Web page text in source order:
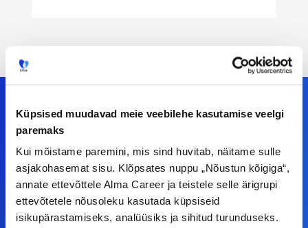
Küpsised muudavad meie veebilehe kasutamise veelgi
paremaks
Kui mõistame paremini, mis sind huvitab, näitame sulle
asjakohasemat sisu. Klõpsates nuppu „Nõustun kõigiga“,
annate ettevõttele Alma Career ja teistele selle ärigrupi
ettevõtetele nõusoleku kasutada küpsiseid
isikupärastamiseks, analüüsiks ja sihitud turunduseks.
Tööelublogi.ee lehelt leiad kõik vajaliku, et olla
kursis tööturu uudistega. Kui sul on
ettepanekuid erinevate teemade osas või soovid